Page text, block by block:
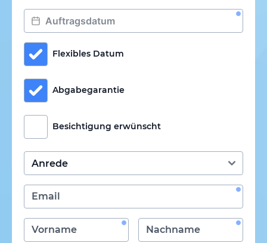
Flexibles Datum
Abgabegarantie
Besichtigung erwünscht